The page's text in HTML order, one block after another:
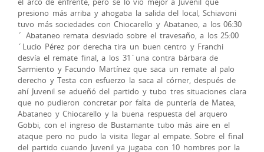
presiono más arriba y ahogaba la salida del local, Schiavoni
tuvo más sociedades con Chiocarello y Abataneo, a los 06:30
´ Abataneo remata desviado sobre el travesaño, a los 25:00
´Lucio Pérez por derecha tira un buen centro y Franchi
desvía el remate final, a los 31´una contra bárbara de
Sarmiento y Facundo Martínez que saca un remate al palo
derecho y Testa con esfuerzo la saca al córner, después de
ahí Juvenil se adueñó del partido y tubo tres situaciones clara
que no pudieron concretar por falta de puntería de Matea,
Abataneo y Chiocarello y la buena respuesta del arquero
Gobbi, con el ingreso de Bustamante tubo más aire en el
ataque pero no pudo la visita llegar al empate. Sobre el final
del partido cuando Juvenil ya jugaba con 10 hombres por la